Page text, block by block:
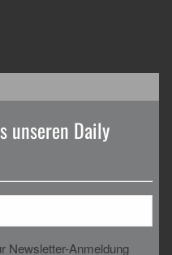
unseren Daily
Newsletter-Anmeldung